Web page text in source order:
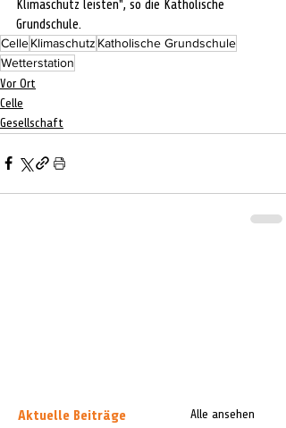
Klimaschutz leisten", so die Katholische
Grundschule.
CelleKlimaschutz Katholische Grundschule
Wetterstation
Vor Ort
Celle
Gesellschaft
Aktuelle Beiträge Alle ansehen